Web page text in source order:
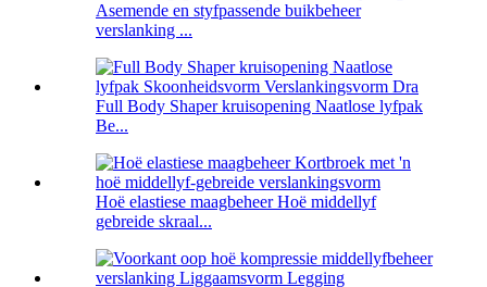
Asemende en styfpassende buikbeheer
verslanking ...
Full Body Shaper kruisopening Naatlose lyfpak
Be...
Hoë elastiese maagbeheer Hoë middellyf
gebreide skraal...